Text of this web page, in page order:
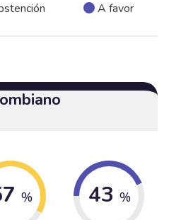
A favor
% 43 %